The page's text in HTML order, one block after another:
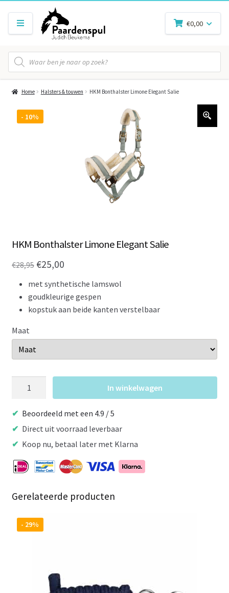
Producten
zoeken
€0,00
Home Halsters & touwen HKM Bonthalster Limone Elegant Salie
- 10%
HKM Bonthalster Limone Elegant Salie
€28,95 Oorspronkelijke
prijs
was:
€28,95.
€25,00Huidige
prijs
is:
€25,00.
met synthetische lamswol
goudkleurige gespen
kopstuk aan beide kanten verstelbaar
Maat
Salie
aantal
In winkelwagen
Beoordeeld met een 4.9 / 5
Direct uit voorraad leverbaar
Koop nu, betaal later met Klarna
Gerelateerde producten
- 29%